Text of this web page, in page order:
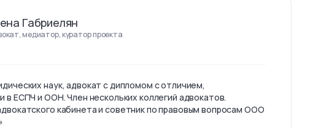
Габриелян
медиатор, куратор проекта
наук, адвокат с дипломом с отличием,
в ЕСПЧ и ООН. Член нескольких коллегий адвокатов.
кабинета и советник по правовым вопросам ООО